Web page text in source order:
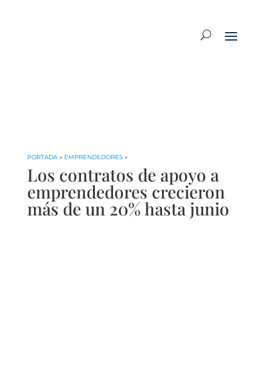
PORTADA» EMPRENDEDORES»
Los contratos de apoyo a
emprendedores crecieron
más de un 20% hasta junio